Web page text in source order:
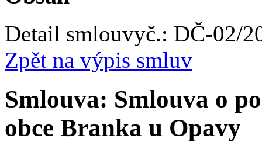
Detail smlouvyč.: DČ-02/
Zpět na výpis smluv
Smlouva: Smlouva o
obce Branka u Opavy